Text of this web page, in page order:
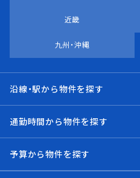
近畿
九州・沖縄
沿線・駅から物件を探す
通勤時間から物件を探す
予算から物件を探す